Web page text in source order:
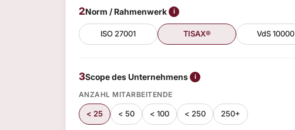
2Norm / Rahmenwerk i
ISO 27001 TISAX® VdS 10000
3Scope des Unternehmens i
ANZAHL MITARBEITENDE
< 25 < 50 < 100 < 250 250+